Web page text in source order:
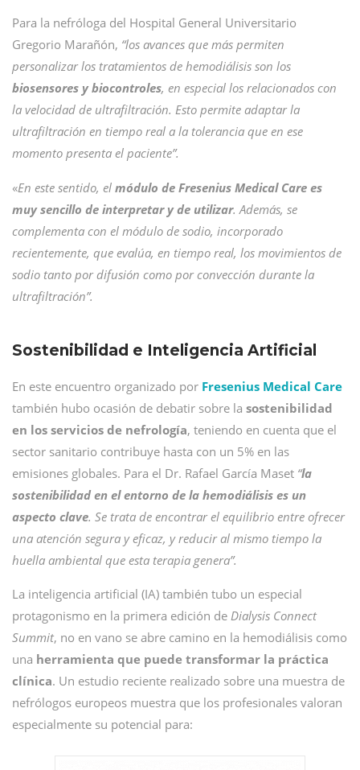
Para la nefróloga del Hospital General Universitario
Gregorio Marañón, “los avances que más permiten
personalizar los tratamientos de hemodiálisis son los
biosensores y biocontroles, en especial los relacionados con
la velocidad de ultrafiltración. Esto permite adaptar la
ultrafiltración en tiempo real a la tolerancia que en ese
momento presenta el paciente”.
«En este sentido, el módulo de Fresenius Medical Care es
muy sencillo de interpretar y de utilizar. Además, se
complementa con el módulo de sodio, incorporado
recientemente, que evalúa, en tiempo real, los movimientos de
sodio tanto por difusión como por convección durante la
ultrafiltración”.
Sostenibilidad e Inteligencia Artificial
En este encuentro organizado por Fresenius Medical Care
también hubo ocasión de debatir sobre la sostenibilidad
en los servicios de nefrología, teniendo en cuenta que el
sector sanitario contribuye hasta con un 5% en las
emisiones globales. Para el Dr. Rafael García Maset “la
sostenibilidad en el entorno de la hemodiálisis es un
aspecto clave. Se trata de encontrar el equilibrio entre ofrecer
una atención segura y eficaz, y reducir al mismo tiempo la
huella ambiental que esta terapia genera”.
La inteligencia artificial (IA) también tubo un especial
protagonismo en la primera edición de Dialysis Connect
Summit, no en vano se abre camino en la hemodiálisis como
una herramienta que puede transformar la práctica
clínica. Un estudio reciente realizado sobre una muestra de
nefrólogos europeos muestra que los profesionales valoran
especialmente su potencial para: